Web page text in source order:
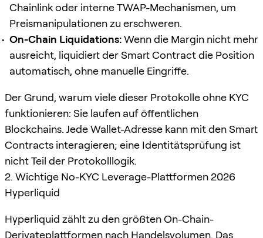
Chainlink oder interne TWAP-Mechanismen, um
Preismanipulationen zu erschweren.
On-Chain Liquidations:Wenn die Margin nicht mehr
ausreicht, liquidiert der Smart Contract die Position
automatisch, ohne manuelle Eingriffe.
Der Grund, warum viele dieser Protokolle ohne KYC
funktionieren: Sie laufen auf öffentlichen
Blockchains. Jede Wallet-Adresse kann mit den Smart
Contracts interagieren; eine Identitätsprüfung ist
nicht Teil der Protokolllogik.
2. Wichtige No-KYC Leverage-Plattformen 2026
Hyperliquid
Hyperliquid zählt zu den größten On-Chain-
Derivateplattformen nach Handelsvolumen. Das